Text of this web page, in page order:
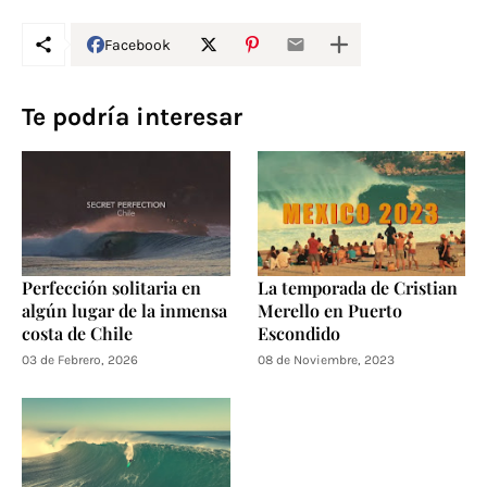
Facebook
Te podría interesar
Perfección solitaria en
algún lugar de la inmensa
costa de Chile
03 de Febrero, 2026
La temporada de Cristian
Merello en Puerto
Escondido
08 de Noviembre, 2023